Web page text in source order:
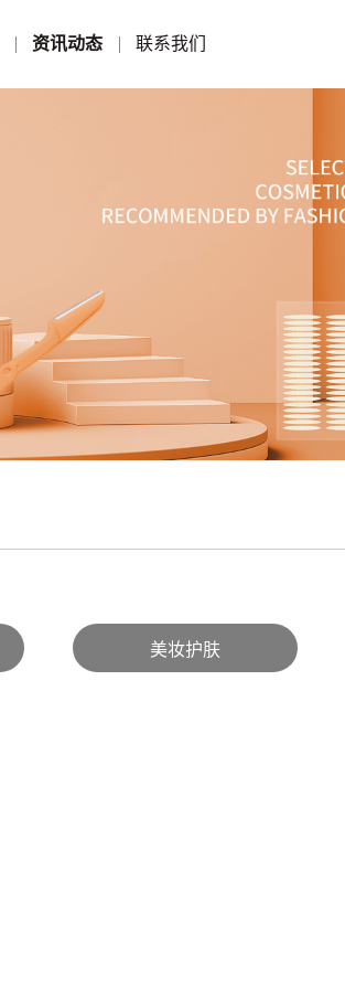
资讯动态 联系我们
美妆护肤